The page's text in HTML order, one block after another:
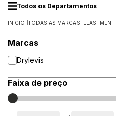
Todos os Departamentos
INÍCIO TODAS AS MARCAS ELASTMENT
Marcas
Drylevis
Faixa de preço